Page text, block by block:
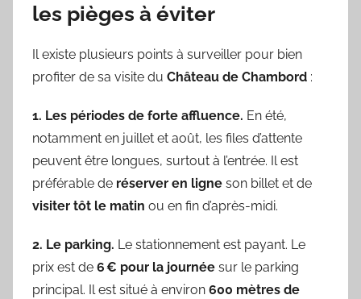
les pièges à éviter
Il existe plusieurs points à surveiller pour bien
profiter de sa visite du Château de Chambord :
1. Les périodes de forte affluence. En été,
notamment en juillet et août, les files d’attente
peuvent être longues, surtout à l’entrée. Il est
préférable de réserver en ligne son billet et de
visiter tôt le matin ou en fin d’après-midi.
2. Le parking. Le stationnement est payant. Le
prix est de 6 € pour la journée sur le parking
principal. Il est situé à environ 600 mètres de